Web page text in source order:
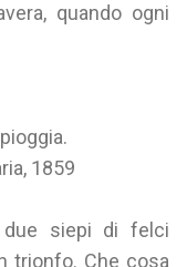
quando ogni
1859
due siepi di felci
trionfo. Che cosa